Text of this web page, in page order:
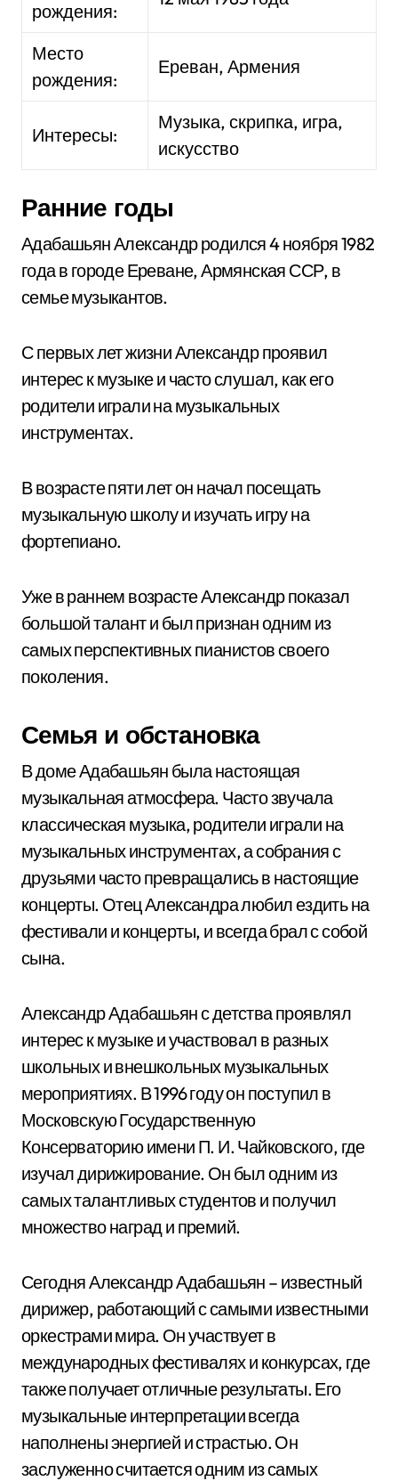
рождения:
Место
рождения:
Ереван, Армения
Интересы:
Музыка, скрипка, игра,
искусство
Ранние годы
Адабашьян Александр родился 4 ноября 1982
года в городе Ереване, Армянская ССР, в
семье музыкантов.
С первых лет жизни Александр проявил
интерес к музыке и часто слушал, как его
родители играли на музыкальных
инструментах.
В возрасте пяти лет он начал посещать
музыкальную школу и изучать игру на
фортепиано.
Уже в раннем возрасте Александр показал
большой талант и был признан одним из
самых перспективных пианистов своего
поколения.
Семья и обстановка
В доме Адабашьян была настоящая
музыкальная атмосфера. Часто звучала
классическая музыка, родители играли на
музыкальных инструментах, а собрания с
друзьями часто превращались в настоящие
концерты. Отец Александра любил ездить на
фестивали и концерты, и всегда брал с собой
сына.
Александр Адабашьян с детства проявлял
интерес к музыке и участвовал в разных
школьных и внешкольных музыкальных
мероприятиях. В 1996 году он поступил в
Московскую Государственную
Консерваторию имени П. И. Чайковского, где
изучал дирижирование. Он был одним из
самых талантливых студентов и получил
множество наград и премий.
Сегодня Александр Адабашьян – известный
дирижер, работающий с самыми известными
оркестрами мира. Он участвует в
международных фестивалях и конкурсах, где
также получает отличные результаты. Его
музыкальные интерпретации всегда
наполнены энергией и страстью. Он
заслуженно считается одним из самых